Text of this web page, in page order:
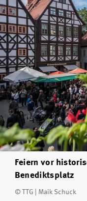
Feiern vor
Benediktsplatz
© TTG | Maik Schuck